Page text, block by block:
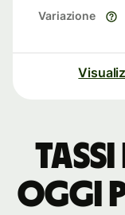
Variazione
oggi